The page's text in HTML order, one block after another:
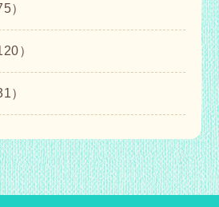
）
）
）